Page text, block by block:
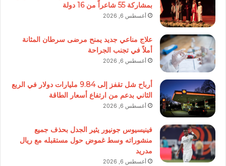
بمشاركة 55 شاعراً من 16 دولة
أغسطس 6, 2026
علاج مناعي جديد يمنح مرضى سرطان المثانة
أملاً في تجنب الجراحة
أغسطس 6, 2026
أرباح شل تقفز إلى 9.84 مليارات دولار في الربع
الثاني بدعم من ارتفاع أسعار الطاقة
أغسطس 6, 2026
فينيسيوس جونيور يثير الجدل بحذف جميع
منشوراته وسط غموض حول مستقبله مع ريال
مدريد
أغسطس 6, 2026